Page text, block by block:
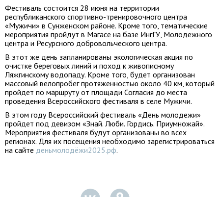
Фестиваль состоится 28 июня на территории
республиканского спортивно-тренировочного центра
«Мужичи» в Сунженском районе. Кроме того, тематические
мероприятия пройдут в Магасе на базе ИнгГУ, Молодежного
центра и Ресурсного добровольческого центра.
В этот же день запланированы экологическая акция по
очистке береговых линий и поход к живописному
Ляжгинскому водопаду. Кроме того, будет организован
массовый велопробег протяженностью около 40 км, который
пройдет по маршруту от площади Согласия до места
проведения Всероссийского фестиваля в селе Мужичи.
В этом году Всероссийский фестиваль «День молодежи»
пройдет под девизом «Знай. Люби. Гордись. Приумножай».
Мероприятия фестиваля будут организованы во всех
регионах. Для их посещения необходимо зарегистрироваться
на сайте деньмолодёжи2025.рф.